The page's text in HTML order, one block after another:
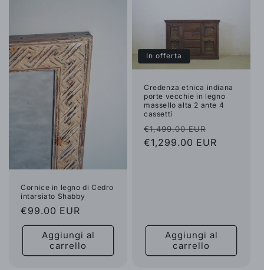
Cornice in legno di Cedro
intarsiato Shabby
Prezzo
di
listino
€99.00 EUR
Aggiungi al
carrello
In offerta
Credenza etnica indiana
porte vecchie in legno
massello alta 2 ante 4
cassetti
Prezzo
di
€1,499.00 EUR
scontato
€1,299.00 EUR
Aggiungi al
carrello